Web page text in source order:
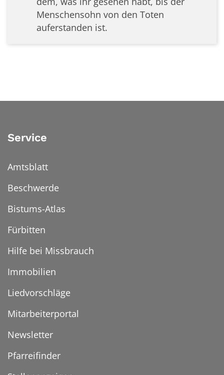
Menschensohn von den Toten
auferstanden ist.
Service
Amtsblatt
Beschwerde
Bistums-Atlas
Fürbitten
Hilfe bei Missbrauch
Immobilien
Liedvorschläge
Mitarbeiterportal
Newsletter
Pfarreifinder